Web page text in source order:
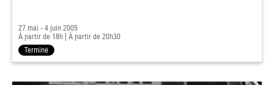
27 mai - 4 juin 2005
À partir de 18h À partir de 20h30
Terminé